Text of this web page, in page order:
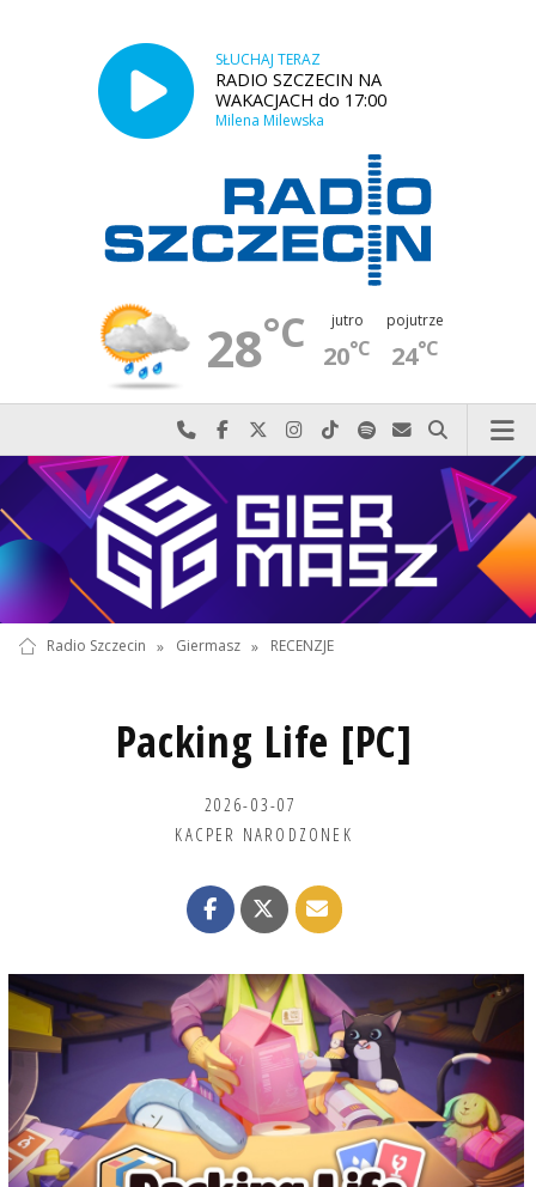
SŁUCHAJ TERAZ
RADIO SZCZECIN NA
WAKACJACH do 17:00
Milena Milewska
28°C jutro
20°C
pojutrze
24°C
Najlepiej po prostu do nas zadzwoń
Odwiedź nas na Facebook-u
Odwiedź nas na X
Odwiedź nas na Instagram-ie
Odwiedź nas na TikTok-u
Szukaj nas na Spotify
Wyślij do nas
Szukaj
Radio Szczecin » Giermasz » RECENZJE
Packing Life [PC]
2026-03-07
KACPER NARODZONEK